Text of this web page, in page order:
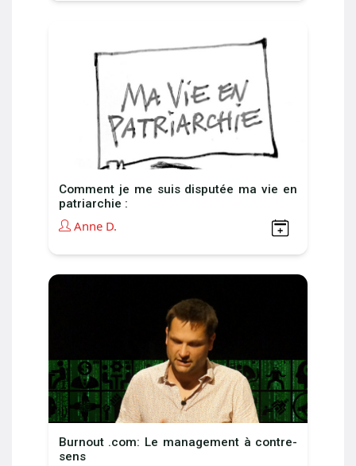
Comment je me suis disputée ma vie en
patriarchie :
Anne D.
Burnout .com: Le management à contre-
sens